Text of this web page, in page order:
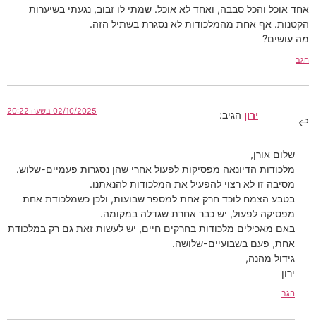
אחד אוכל והכל סבבה, ואחד לא אוכל. שמתי לו זבוב, נגעתי בשיערות
הקטנות. אף אחת מהמלכודות לא נסגרת בשתיל הזה.
מה עושים?
הגב
ירון הגיב: 02/10/2025 בשעה 20:22
שלום אורן,
מלכודות הדיונאה מפסיקות לפעול אחרי שהן נסגרות פעמיים-שלוש.
מסיבה זו לא רצוי להפעיל את המלכודות להנאתנו.
בטבע הצמח לוכד חרק אחת למספר שבועות, ולכן כשמלכודת אחת
מפסיקה לפעול, יש כבר אחרת שגדלה במקומה.
באם מאכילים מלכודות בחרקים חיים, יש לעשות זאת גם רק במלכודת
אחת, פעם בשבועיים-שלושה.
גידול מהנה,
ירון
הגב